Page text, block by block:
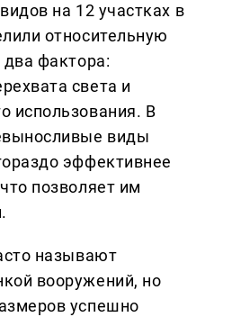
на 12 участках в
относительную
два фактора:
света и
использования. В
виды
эффективнее
позволяет им
называют
вооружений, но
успешно